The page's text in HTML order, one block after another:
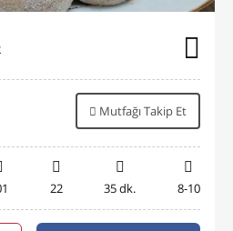
Mutfağı Takip Et
22 35 dk. 8-10